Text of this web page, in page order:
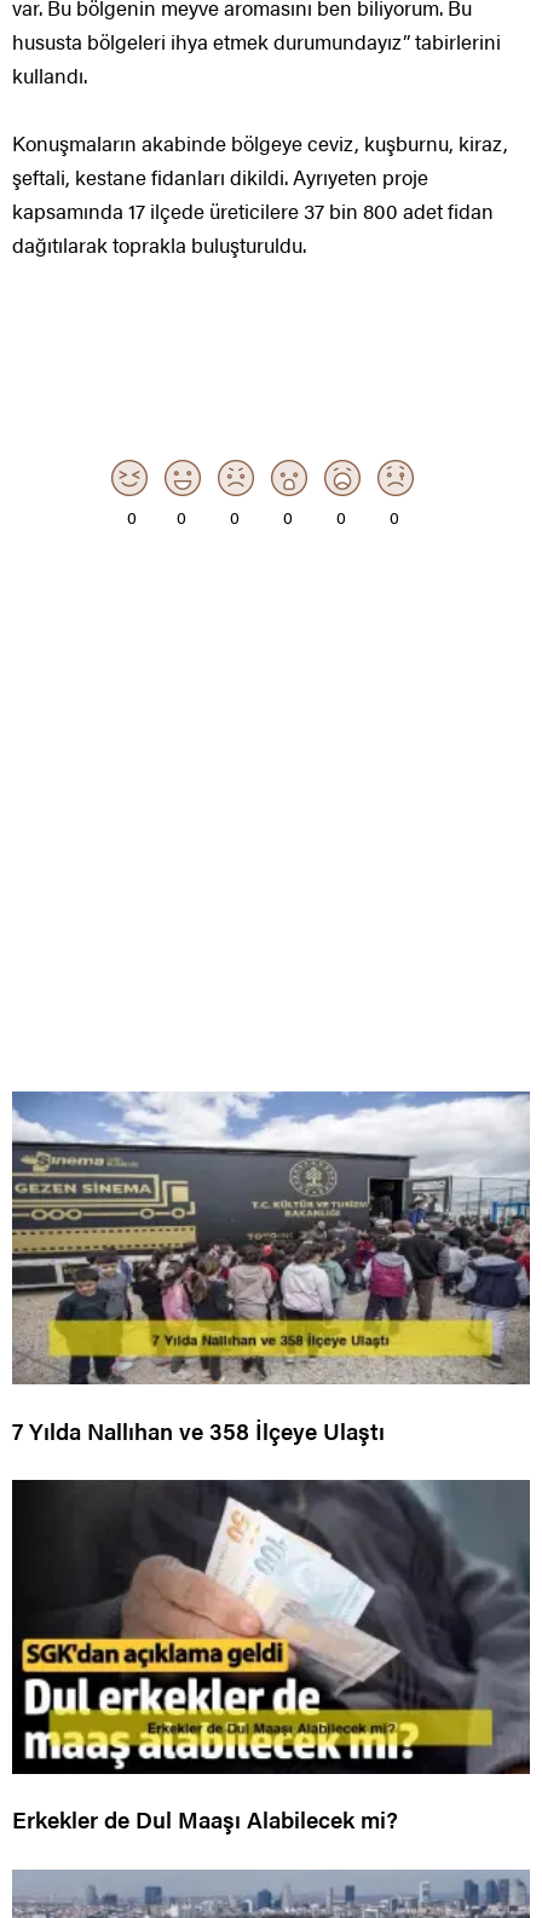
var. Bu bölgenin meyve aromasını ben biliyorum. Bu
hususta bölgeleri ihya etmek durumundayız” tabirlerini
kullandı.
Konuşmaların akabinde bölgeye ceviz, kuşburnu, kiraz,
şeftali, kestane fidanları dikildi. Ayrıyeten proje
kapsamında 17 ilçede üreticilere 37 bin 800 adet fidan
dağıtılarak toprakla buluşturuldu.
0 0 0 0 0 0
7 Yılda Nallıhan ve 358 İlçeye Ulaştı
Erkekler de Dul Maaşı Alabilecek mi?